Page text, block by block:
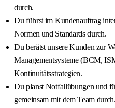
durch.
Du führst im Kundenauftrag
Normen und Standards durch.
Du berätst unsere Kunden zur
Managementsysteme (BCM,
Kontinuitätsstrategien.
Du planst Notfallübungen und
gemeinsam mit dem Team durch.